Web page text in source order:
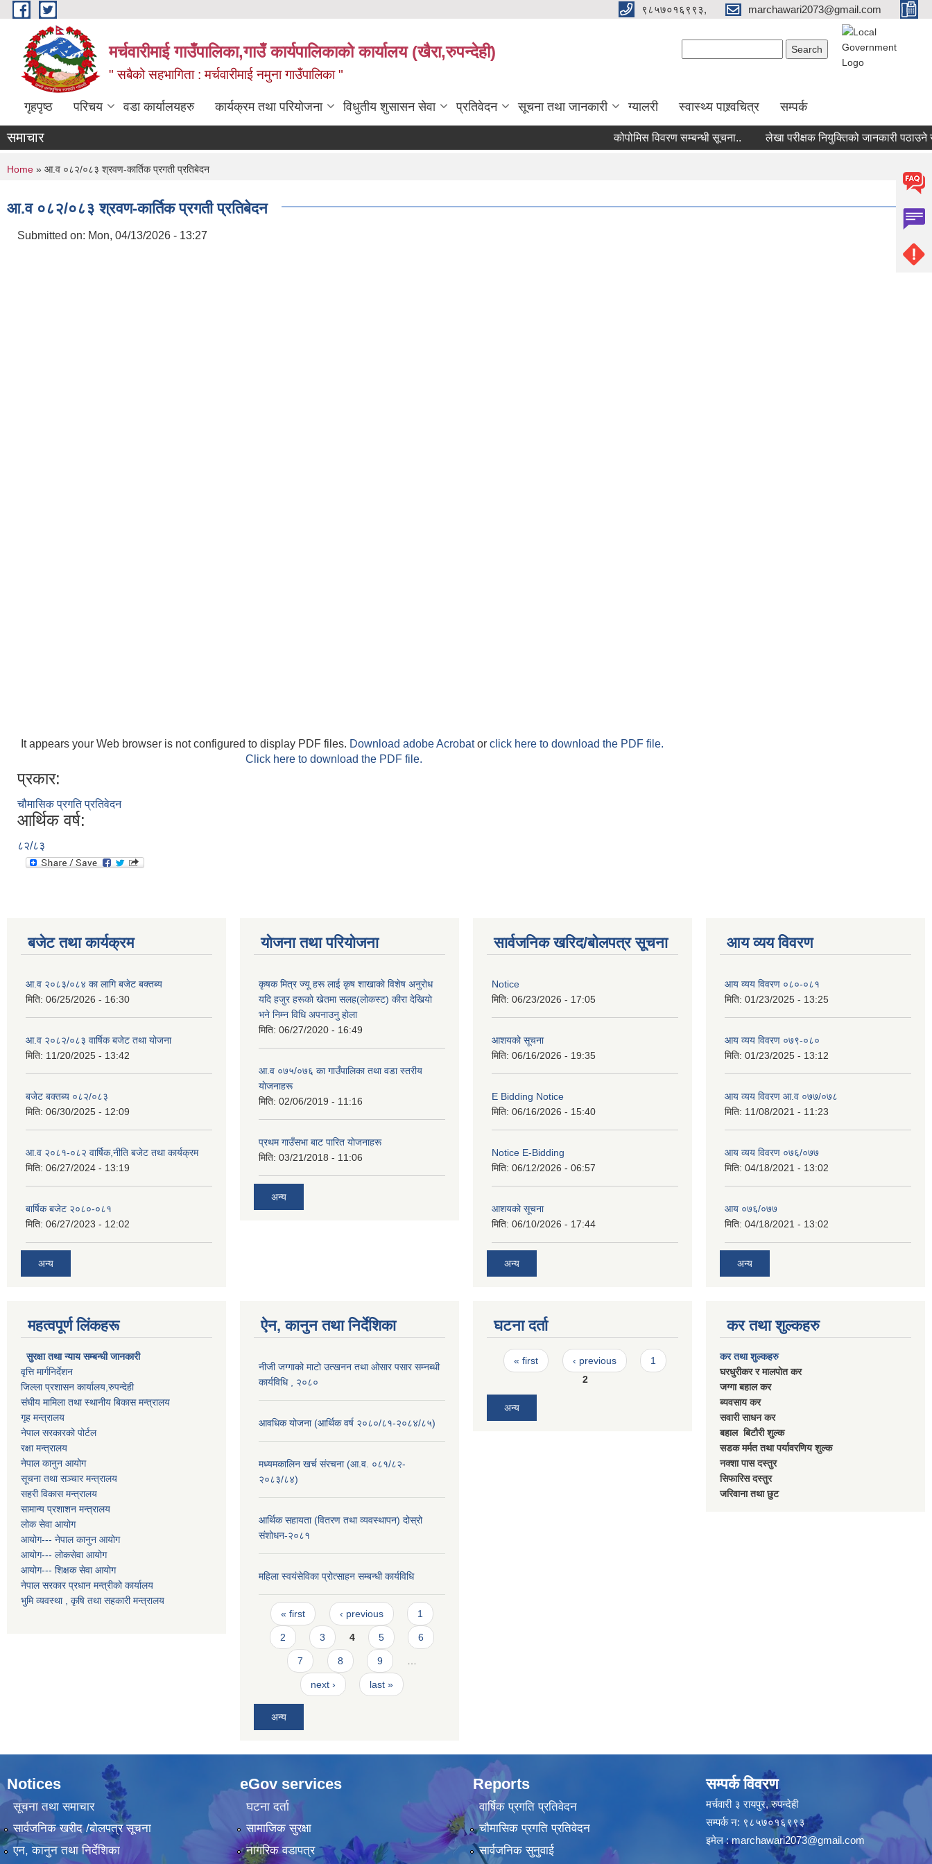
Skip to main content ९८५७०१६९९३, marchawari2073@gmail.com
मर्चवारीमाई गाउँपालिका,गाउँ कार्यपालिकाको कार्यालय (खैरा,रुपन्देही)
" सबैको सहभागिता : मर्चवारीमाई नमुना गाउँपालिका "
गृहपृष्ठ परिचय वडा कार्यालयहरु कार्यक्रम तथा परियोजना विधुतीय शुसासन सेवा प्रतिवेदन सूचना तथा जानकारी ग्यालरी स्वास्थ्य पाश्र्वचित्र सम्पर्क
समाचार कोपोमिस विवरण सम्बन्धी सूचना.. लेखा परीक्षक नियुक्तिको जानकारी पठाउने
You are here
Home » आ.व ०८२/०८३ श्रवण-कार्तिक प्रगती प्रतिबेदन
आ.व ०८२/०८३ श्रवण-कार्तिक प्रगती प्रतिबेदन
Submitted on: Mon, 04/13/2026 - 13:27
It appears your Web browser is not configured to display PDF files. Download adobe Acrobator click here to download the PDF file.
Click here to download the PDF file.
प्रकार:
चौमासिक प्रगति प्रतिवेदन
आर्थिक वर्ष:
८२/८३
बजेट तथा कार्यक्रम
आ.व २०८३/०८४ का लागि बजेट बक्तब्य
मिति: 06/25/2026 - 16:30
आ.व २०८२/०८३ वार्षिक बजेट तथा योजना
मिति: 11/20/2025 - 13:42
बजेट बक्तब्य ०८२/०८३
मिति: 06/30/2025 - 12:09
आ.व २०८१-०८२ वार्षिक,नीति बजेट तथा कार्यक्रम
मिति: 06/27/2024 - 13:19
बार्षिक बजेट २०८०-०८१
मिति: 06/27/2023 - 12:02
अन्य
योजना तथा परियोजना
कृषक मित्र ज्यू हरू लाई कृष शाखाकाे विशेष अनुराेध
यदि हजुर हरूकाे खेतमा सलह(लाेकस्ट) कीरा देखियाे
भने निम्न विधि अपनाउनु हाेला
मिति: 06/27/2020 - 16:49
आ‍.व ०७५/०७६ का गाउँपालिका तथा वडा स्तरीय
याेजनाहरू
मिति: 02/06/2019 - 11:16
प्रथम गाउँसभा बाट पारित याेजनाहरू
मिति: 03/21/2018 - 11:06
अन्य
सार्वजनिक खरिद/बोलपत्र सूचना
Notice
मिति: 06/23/2026 - 17:05
आशयको सूचना
मिति: 06/16/2026 - 19:35
E Bidding Notice
मिति: 06/16/2026 - 15:40
Notice E-Bidding
मिति: 06/12/2026 - 06:57
आशयको सूचना
मिति: 06/10/2026 - 17:44
अन्य
आय व्यय विवरण
आय व्यय विवरण ०८०-०८१
मिति: 01/23/2025 - 13:25
आय व्यय विवरण ०७९-०८०
मिति: 01/23/2025 - 13:12
आय व्यय विवरण आ.व ०७७/०७८
मिति: 11/08/2021 - 11:23
आय व्यय विवरण ०७६/०७७
मिति: 04/18/2021 - 13:02
आय ०७६/०७७
मिति: 04/18/2021 - 13:02
अन्य
महत्वपूर्ण लिंकहरू
सुरक्षा तथा न्याय सम्बन्धी जानकारी
वृत्ति मार्गनिर्देशन
जिल्ला प्रशासन कार्यालय,रुपन्देही
संघीय मामिला तथा स्थानीय बिकास मन्त्रालय
गृह मन्त्रालय
नेपाल सरकारको पोर्टल
रक्षा मन्त्रालय
नेपाल कानुन आयोग
सूचना तथा सञ्चार मन्त्रालय
सहरी विकास मन्त्रालय
सामान्य प्रशाशन मन्त्रालय
लोक सेवा आयोग
आयोग--- नेपाल कानुन आयोग
आयोग--- लोकसेवा आयोग
आयोग--- शिक्षक सेवा आयोग
नेपाल सरकार प्रधान मन्त्रीको कार्यालय
भुमि व्यवस्था , कृषि तथा सहकारी मन्त्रालय
ऐन, कानुन तथा निर्देशिका
नीजी जग्गाको माटो उत्खनन तथा ओसार पसार सम्नब्धी
कार्यविधि , २०८०
आवधिक योजना (आर्थिक वर्ष २०८०/८१-२०८४/८५)
मध्यमकालिन खर्च संरचना (आ.व. ०८१/८२-
२०८३/८४)
आर्थिक सहायता (वितरण तथा व्यवस्थापन) दोस्रो
संशोधन-२०८१
महिला स्वयंसेविका प्रोत्साहन सम्बन्धी कार्यविधि
Pages
« first ‹ previous 1
2 3 4 5 6
7 8 9
next › last »
अन्य
घटना दर्ता
Pages
« first ‹ previous
1
2
अन्य
कर तथा शुल्कहरु
कर तथा शुल्कहरु
घरधुरीकर र मालपाेत कर
जग्गा बहाल कर
ब्यवसाय कर
सवारी साधन कर
बहाल बिटाैरी शुल्क
सडक मर्मत तथा पर्यावरणिय शुल्क
नक्शा पास दस्तुर
सिफारिस दस्तुर
जरिवाना तथा छुट
Notices
सूचना तथा समाचार
सार्वजनिक खरीद /बोलपत्र सूचना
एन, कानुन तथा निर्देशिका
eGov services
घटना दर्ता
सामाजिक सुरक्षा
नागरिक वडापत्र
Reports
वार्षिक प्रगति प्रतिवेदन
चौमासिक प्रगति प्रतिवेदन
सार्वजनिक सुनुवाई
सम्पर्क विवरण
मर्चवारी ३ रायपुर, रुपन्देही
सम्पर्क न: ९८५७०१६९९३
इमेल :marchawari2073@gmail.com